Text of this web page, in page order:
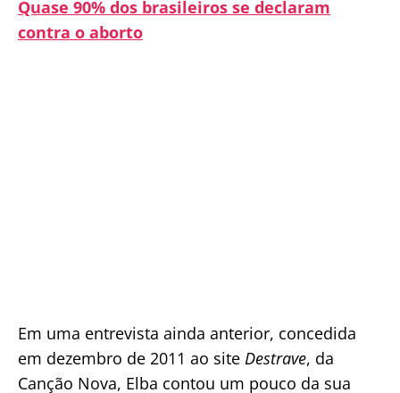
Quase 90% dos brasileiros se declaram
contra o aborto
Em uma entrevista ainda anterior, concedida
em dezembro de 2011 ao site Destrave, da
Canção Nova, Elba contou um pouco da sua